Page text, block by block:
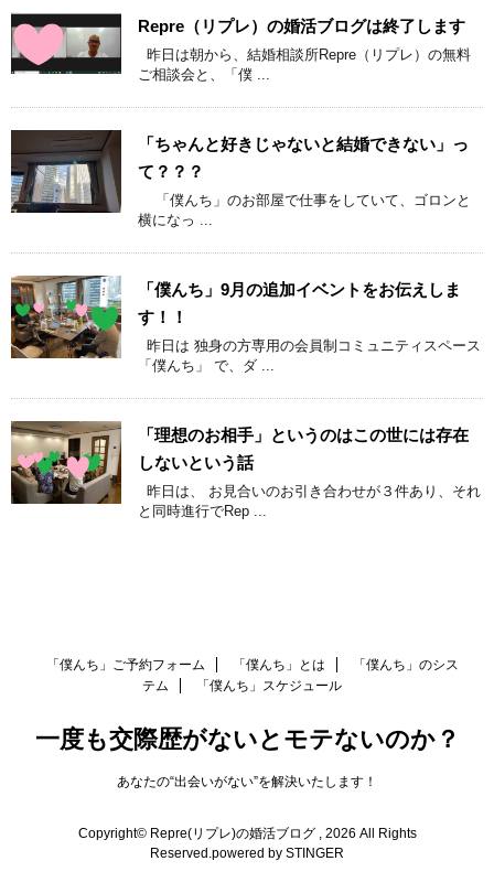
Repre（リプレ）の婚活ブログは終了します
昨日は朝から、結婚相談所Repre（リプレ）の無料
ご相談会と、「僕 ...
「ちゃんと好きじゃないと結婚できない」っ
て？？？
「僕んち」のお部屋で仕事をしていて、ゴロンと
横になっ ...
「僕んち」9月の追加イベントをお伝えしま
す！！
昨日は 独身の方専用の会員制コミュニティスペース
「僕んち」 で、ダ ...
「理想のお相手」というのはこの世には存在
しないという話
昨日は、 お見合いのお引き合わせが３件あり、それ
と同時進行でRep ...
「僕んち」ご予約フォーム 「僕んち」とは
「僕んち」のシス
テム
「僕んち」スケジュール
一度も交際歴がないとモテないのか？
あなたの“出会いがない”を解決いたします！
Copyright© Repre(リプレ)の婚活ブログ , 2026 All Rights
Reserved.powered by STINGER